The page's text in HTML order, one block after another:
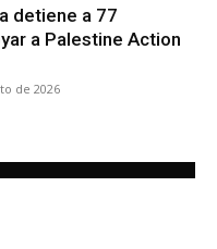
detiene a 77
a Palestine Action
de 2026